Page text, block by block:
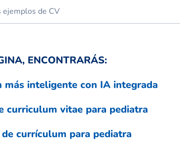
ENCONTRARÁS:
más inteligente con IA integrada
curriculum vitae para pediatra
currículum para pediatra